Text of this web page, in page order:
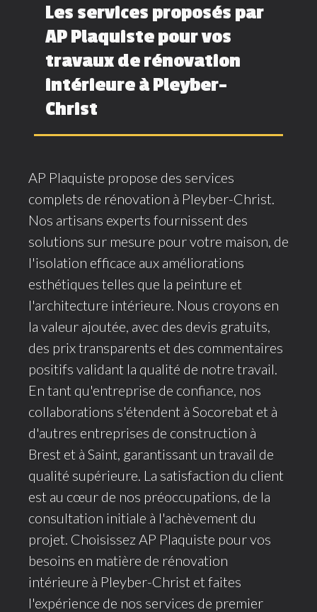
Les services proposés par
AP Plaquiste pour vos
travaux de rénovation
intérieure à Pleyber-
Christ
AP Plaquiste propose des services
complets de rénovation à Pleyber-Christ.
Nos artisans experts fournissent des
solutions sur mesure pour votre maison, de
l'isolation efficace aux améliorations
esthétiques telles que la peinture et
l'architecture intérieure. Nous croyons en
la valeur ajoutée, avec des devis gratuits,
des prix transparents et des commentaires
positifs validant la qualité de notre travail.
En tant qu'entreprise de confiance, nos
collaborations s'étendent à Socorebat et à
d'autres entreprises de construction à
Brest et à Saint, garantissant un travail de
qualité supérieure. La satisfaction du client
est au cœur de nos préoccupations, de la
consultation initiale à l'achèvement du
projet. Choisissez AP Plaquiste pour vos
besoins en matière de rénovation
intérieure à Pleyber-Christ et faites
l'expérience de nos services de premier